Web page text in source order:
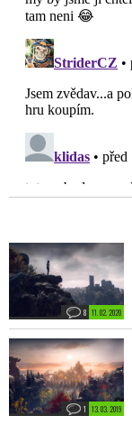
11. 02. 2020
8
13. 03. 2019
1